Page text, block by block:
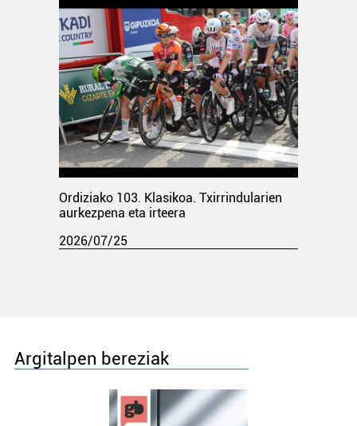
Ordiziako 103. Klasikoa. Txirrindularien
aurkezpena eta irteera
2026/07/25
Argitalpen bereziak